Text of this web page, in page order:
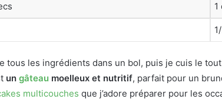
1
tous les ingrédients dans un bol, puis je cuis le
un gâteau moelleux et nutritif, parfait pour un
multicouches que j’adore préparer pour les